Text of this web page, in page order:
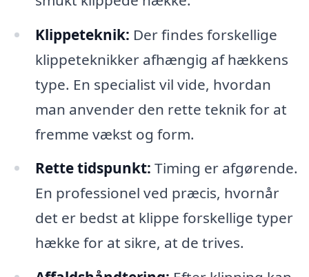
Klippeteknik: Der findes forskellige
klippeteknikker afhængig af hækkens
type. En specialist vil vide, hvordan
man anvender den rette teknik for at
fremme vækst og form.
Rette tidspunkt: Timing er afgørende.
En professionel ved præcis, hvornår
det er bedst at klippe forskellige typer
hække for at sikre, at de trives.